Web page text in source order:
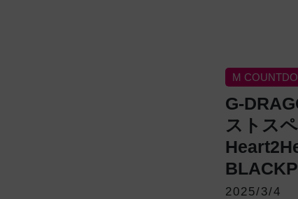
M
G-
ストス
2025/3/4